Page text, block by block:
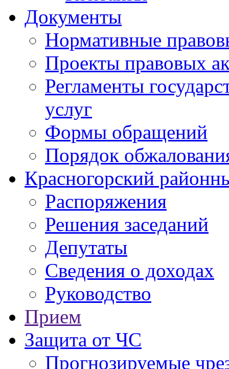
Документы
Нормативные
Проекты правовых
Регламенты
услуг
Формы обращений
Порядок
Красногорский
Распоряжения
Решения заседаний
Депутаты
Сведения о доходах
Руководство
Прием
Защита от ЧС
Прогнозируемые